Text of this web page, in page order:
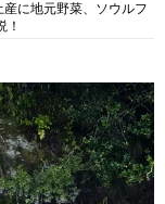
に地元野菜、ソウルフ
！